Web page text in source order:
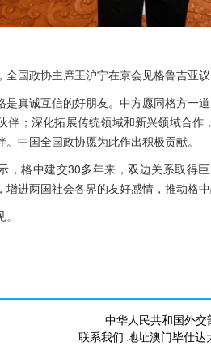
全国政协主席王沪宁在京会见格鲁吉亚
是真诚互信的好朋友。中方愿同格方一
伴；深化拓展传统领域和新兴领域合
中国全国政协愿为此作出积极贡献。
，格中建交30多年来，双边关系取得
增进两国社会各界的友好感情，推动格
中华人民共和国外
联系我们 地址澳门毕仕